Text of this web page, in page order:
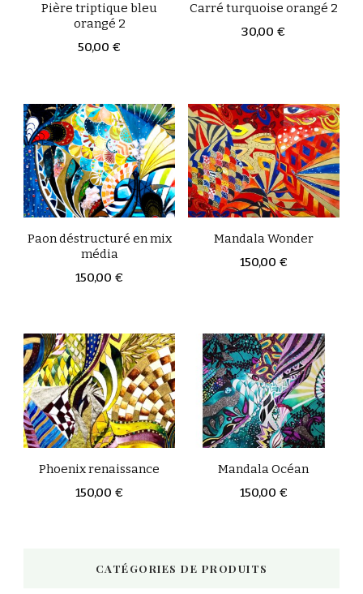
Pière triptique bleu
orangé 2
50,00 €
Carré turquoise orangé 2
30,00 €
Paon déstructuré en mix
média
150,00 €
Mandala Wonder
150,00 €
Phoenix renaissance
150,00 €
Mandala Océan
150,00 €
CATÉGORIES DE PRODUITS